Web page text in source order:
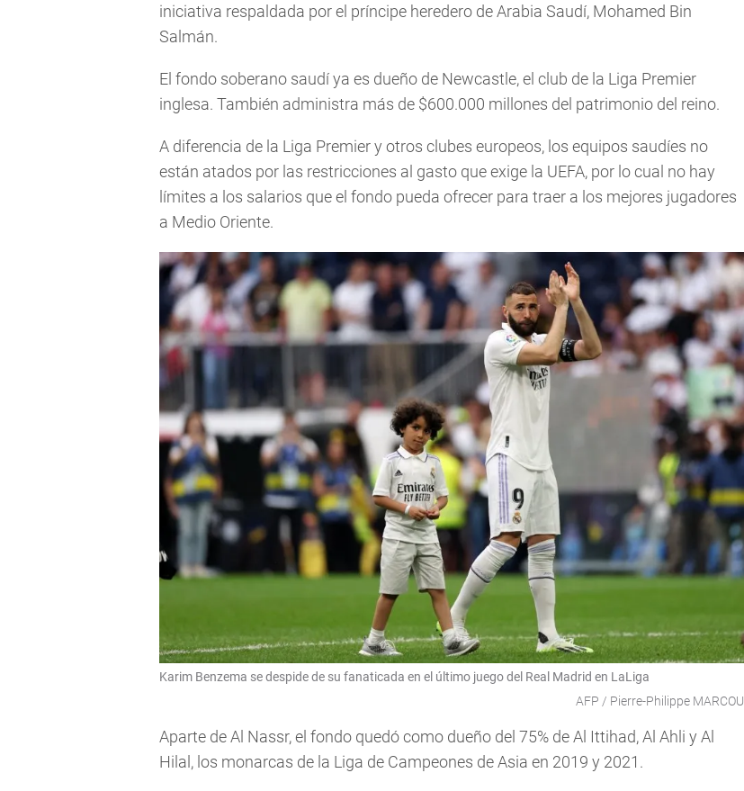
iniciativa respaldada por el príncipe heredero de Arabia Saudí, Mohamed Bin
Salmán.
El fondo soberano saudí ya es dueño de Newcastle, el club de la Liga Premier
inglesa. También administra más de $600.000 millones del patrimonio del reino.
A diferencia de la Liga Premier y otros clubes europeos, los equipos saudíes no
están atados por las restricciones al gasto que exige la UEFA, por lo cual no hay
límites a los salarios que el fondo pueda ofrecer para traer a los mejores jugadores
a Medio Oriente.
Karim Benzema se despide de su fanaticada en el último juego del Real Madrid en LaLiga
AFP / Pierre-Philippe MARCOU
Aparte de Al Nassr, el fondo quedó como dueño del 75% de Al Ittihad, Al Ahli y Al
Hilal, los monarcas de la Liga de Campeones de Asia en 2019 y 2021.